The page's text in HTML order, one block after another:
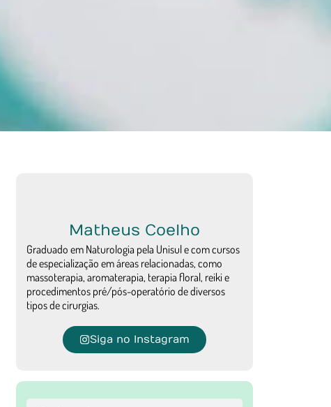
Matheus Coelho
Graduado em Naturologia pela Unisul e com cursos
de especialização em áreas relacionadas, como
massoterapia, aromaterapia, terapia floral, reiki e
procedimentos pré/pós-operatório de diversos
tipos de cirurgias.
Siga no Instagram